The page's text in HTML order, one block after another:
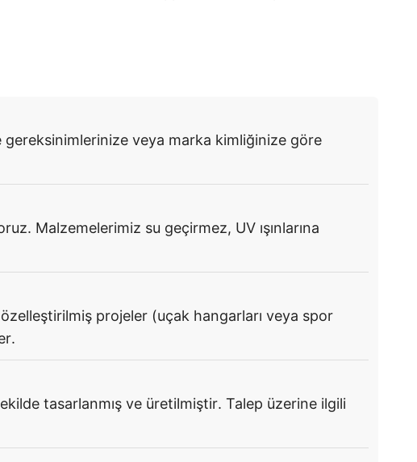
veya marka kimliğinize göre
Malzemelerimiz su geçirmez, UV ışınlarına
projeler (uçak hangarları veya spor
tasarlanmış ve üretilmiştir. Talep üzerine ilgili